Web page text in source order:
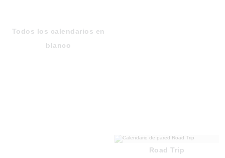
Road Trip
Todos los calendarios en
blanco